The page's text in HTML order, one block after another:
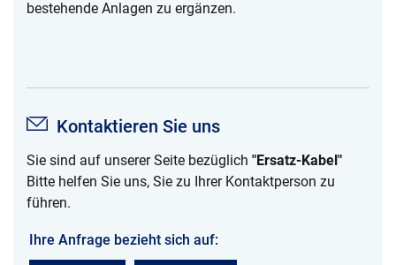
bestehende Anlagen zu ergänzen.
Kontaktieren Sie uns
Sie sind auf unserer Seite bezüglich "Ersatz-Kabel"
Bitte helfen Sie uns, Sie zu Ihrer Kontaktperson zu
führen.
Ihre Anfrage bezieht sich auf: